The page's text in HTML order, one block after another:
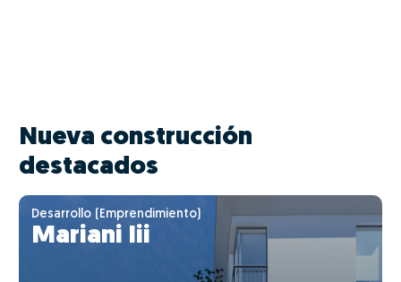
Nueva construcción
destacados
Desarrollo (Emprendimiento)
Mariani Iii